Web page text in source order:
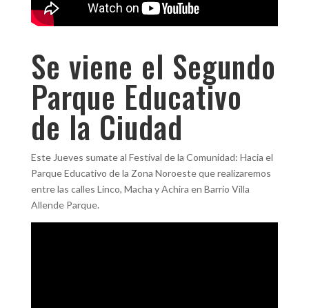
Se viene el Segundo
Parque Educativo
de la Ciudad
Este Jueves sumate al Festival de la Comunidad: Hacia el
Parque Educativo de la Zona Noroeste que realizaremos
entre las calles Linco, Macha y Achira en Barrio Villa
Allende Parque.